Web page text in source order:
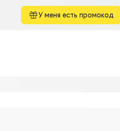
У меня есть промокод